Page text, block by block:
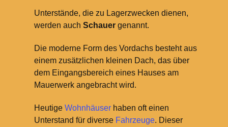
Unterstände, die zu Lagerzwecken dienen,
werden auch Schauergenannt.
Die moderne Form des Vordachs besteht aus
einem zusätzlichen kleinen Dach, das über
dem Eingangsbereich eines Hauses am
Mauerwerk angebracht wird.
Heutige Wohnhäuserhaben oft einen
Unterstand für diverse Fahrzeuge. Dieser